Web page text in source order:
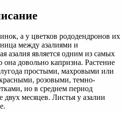
а у цветков рододендронов их
между азалиями и
азалия является одним из самых
она довольно капризна. Растение
простыми, махровыми или
розовыми, темно-
но в среднем период
двух месяцев. Листья у азалии